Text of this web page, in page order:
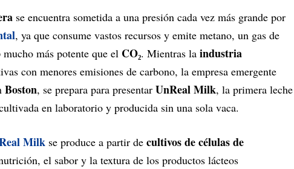
se encuentra sometida a una presión cada vez más grande por
, ya que consume vastos recursos y emite metano, un gas de
mucho más potente que el CO₂. Mientras la industria
con menores emisiones de carbono, la empresa emergente
Boston, se prepara para presentar UnReal Milk, la primera leche
en laboratorio y producida sin una sola vaca.
Milk se produce a partir de cultivos de células de
el sabor y la textura de los productos lácteos